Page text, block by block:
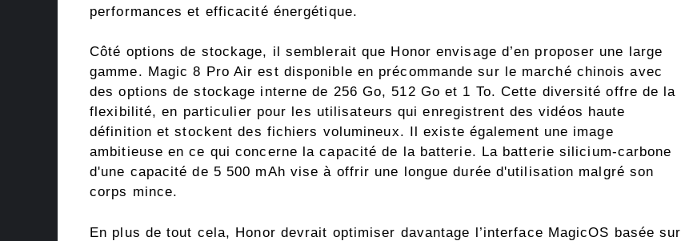
performances et efficacité énergétique.
Côté options de stockage, il semblerait que Honor envisage d’en proposer une large
gamme. Magic 8 Pro Air est disponible en précommande sur le marché chinois avec
des options de stockage interne de 256 Go, 512 Go et 1 To. Cette diversité offre de la
flexibilité, en particulier pour les utilisateurs qui enregistrent des vidéos haute
définition et stockent des fichiers volumineux. Il existe également une image
ambitieuse en ce qui concerne la capacité de la batterie. La batterie silicium-carbone
d'une capacité de 5 500 mAh vise à offrir une longue durée d'utilisation malgré son
corps mince.
En plus de tout cela, Honor devrait optimiser davantage l’interface MagicOS basée sur